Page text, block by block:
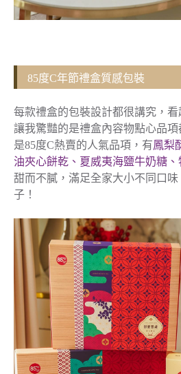
85度C年節禮盒質感包裝
每款禮盒的包裝設計都很講究，
讓我驚豔的是禮盒內容物點心品
是85度C熱賣的人氣品項，有鳳梨
油夾心餅乾、夏威夷海鹽牛奶糖、
甜而不膩，滿足全家大小不同口
子！